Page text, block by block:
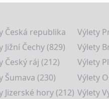
Česká republika
Výlety
Jižní Čechy (829)
Výlety
Český ráj (212)
Výlety
Šumava (230)
Výlety
Jizerské hory (212) Výlety